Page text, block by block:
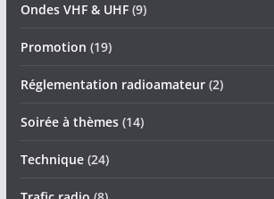
Ondes VHF & UHF(9)
Promotion (19)
Réglementation radioamateur(2)
Soirée à thèmes(14)
Technique(24)